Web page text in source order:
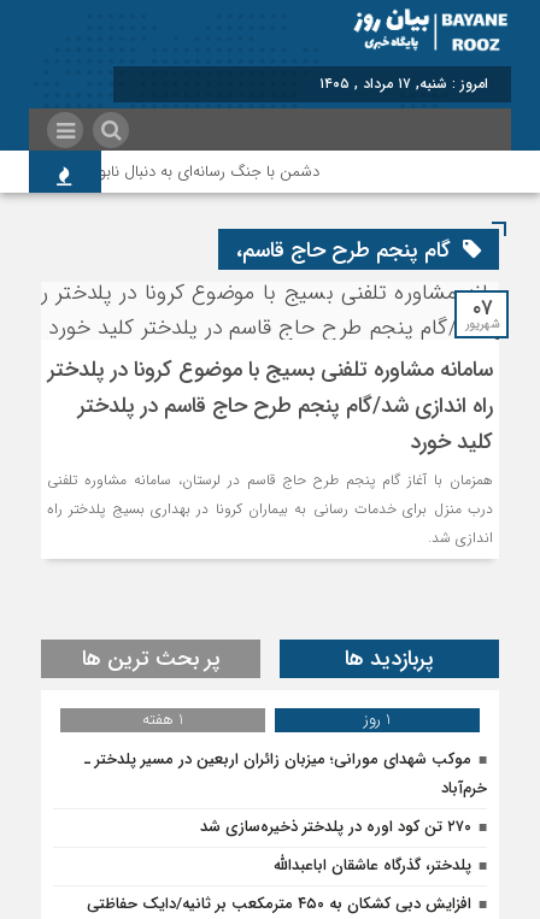
امروز : شنبه, ۱۷ مرداد , ۱۴۰۵
دشمن با جنگ رسانه‌ای به دنبال نابودی امید و
گام پنجم طرح حاج قاسم،
۰۷
شهریور
سامانه مشاوره تلفنی بسیج با موضوع کرونا در پلدختر
راه اندازی شد/گام پنجم طرح حاج قاسم در پلدختر
کلید خورد
همزمان با آغاز گام پنجم طرح حاج قاسم در لرستان، سامانه مشاوره تلفنی
درب منزل برای خدمات رسانی به بیماران کرونا در بهداری بسیج پلدختر راه
اندازی شد.
پربازدید ها پر بحث ترین ها
1 روز
1 هفته
موکب شهدای مورانی؛ میزبان زائران اربعین در مسیر پلدختر ـ
خرم‌آباد
۲۷۰ تن کود اوره در پلدختر ذخیره‌سازی شد
پلدختر، گذرگاه عاشقان اباعبدالله
افزایش دبی کشکان به ۴۵۰ مترمکعب بر ثانیه/دایک حفاظتی